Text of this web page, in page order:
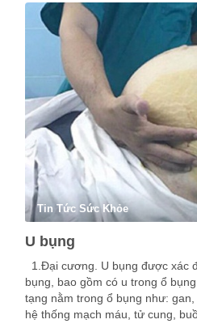
Tin Tức Sức Khỏe
U bụng
1.Đại cương. U bụng được xác
bụng, bao gồm có u trong ổ
tạng nằm trong ổ bụng như: gan,
hệ thống mạch máu, tử cung,